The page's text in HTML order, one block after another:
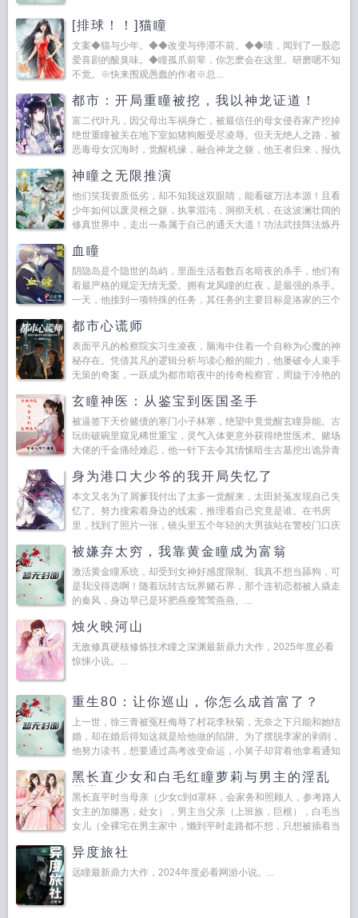
[排球！！]猫瞳
文案◆猫与少年。◆◆改变与停滞不前。◆◆啧，闻到了一股恋
爱喜剧的酸臭味。◆瞳孤爪前辈，你怎麽会在这里。研磨嗯不知
不觉。※快来围观愚蠢的作者※总...
都市：开局重瞳被挖，我以神龙证道！
富二代叶凡，因父母出车祸身亡，被最信任的母女侵吞家产挖掉
绝世重瞳被关在地下室如猪狗般受尽凌辱。但天无绝人之路，被
恶毒母女沉海时，觉醒机缘，融合神龙之躯，他王者归来，报仇
神龙...
神瞳之无限推演
他们笑我资质低劣，却不知我这双眼睛，能看破万法本源！且看
少年如何以废灵根之躯，执掌混沌，洞彻天机，在这波澜壮阔的
修真世界中，走出一条属于自己的通天大道！功法武技阵法炼丹
血瞳
阴隐岛是个隐世的岛屿，里面生活着数百名暗夜的杀手，他们有
着最严格的规定无情无爱。拥有龙凤瞳的红夜，是最强的杀手。
一天，他接到一项特殊的任务，其任务的主要目标是洛家的三个
都市心谎师
表面平凡的检察院实习生凌夜，脑海中住着一个自称为心魔的神
秘存在。凭借其凡的逻辑分析与读心般的能力，他屡破令人束手
无策的奇案，一跃成为都市暗夜中的传奇检察官，周旋于冷艳的
玄瞳神医：从鉴宝到医国圣手
被逼签下天价赌债的寒门小子林寒，绝望中竟觉醒玄瞳异能。古
玩街破碗里窥见稀世重宝，灵气入体更意外获得绝世医术。赌场
大佬的千金痛经难忍，他一针下去令其情愫暗生古墓挖出诡异青
破惊...
身为港口大少爷的我开局失忆了
本文又名为了屑爹我付出了太多一觉醒来，太田於菟发现自己失
忆了。努力搜索着身边的线索，推理着自己究竟是谁。在书房
里，找到了照片一张，镜头里五个年轻的大男孩站在警校门口庆
被嫌弃太穷，我靠黄金瞳成为富翁
激活黄金瞳系统，却受到女神好感度限制。我真不想当舔狗，可
是我没得选啊！随着玩转古玩界赌石界，那个连初恋都被人撬走
的秦风，身边早已是环肥燕瘦莺莺燕燕。...
烛火映河山
无敌修真硬核修炼技术瞳之深渊最新鼎力大作，2025年度必看
惊悚小说。...
重生80：让你巡山，你怎么成首富了？
上一世，徐三青被冤枉侮辱了村花李秋菊，无奈之下只能和她结
婚，却在婚后得知这就是给他做的陷阱。为了摆脱李家的剥削，
他努力读书，想要通过高考改变命运，小舅子却背着他拿着通知
妹妹因为...
黑长直少女和白毛红瞳萝莉与男主的淫乱
日常
黑长直平时当母亲（少女c到d罩杯，会家务和照顾人，参考路人
女主的加滕惠，处女），男主当父亲（上班族，巨根），白毛当
女儿（全裸宅在男主家中，懒到平时走路都不想，只想被插着当
（...
异度旅社
远瞳最新鼎力大作，2024年度必看网游小说。...